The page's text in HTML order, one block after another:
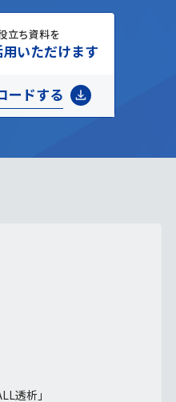
立ち資料を
いただけます
ードする
透析」